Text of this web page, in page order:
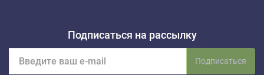
Подписаться на рассылку
Подписаться